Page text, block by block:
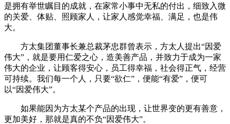
是拥有举世瞩目的成就，在家常小事中无私的付出，细致入微
的关爱、体贴、照顾家人，让家人感觉幸福、满足，也是伟
大。
方太集团董事长兼总裁茅忠群曾表示，方太人提出“因爱
伟大”，就是要用仁爱之心，造美善产品，并致力于成为一家
伟大的企业，让顾客得安心，员工得幸福，社会得正气，经营
可持续。我们每一个人，只要“欲仁”，便能“有爱”，便可
以“因爱伟大”。
如果能因为方太某个产品的出现，让世界变的更有善意，
更加美好，那就是真的不负“因爱伟大”。